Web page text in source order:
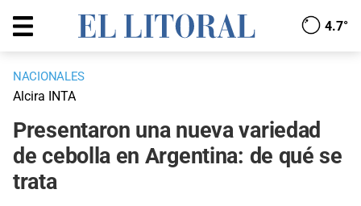
4.7°
NACIONALES
Alcira INTA
Presentaron una nueva variedad
de cebolla en Argentina: de qué se
trata